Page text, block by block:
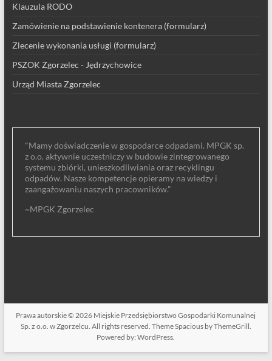
Klauzula RODO
Zamówienie na podstawienie kontenera (formularz)
Zlecenie wykonania usługi (formularz)
PSZOK Zgorzelec - Jędrzychowice
Urząd Miasta Zgorzelec
"Mamy doświadczenie w gospodarce odpadami. MPGK sp.
z o.o. aktywnie uczestniczy w budowie zintegrowanego
systemu zbiórki, unieszkodliwiania oraz recyklingu
odpadów. Nasze kompetencje opieramy na wiedzy i
zaangażowaniu naszych pracowników."
~MPGK Zgorzelec
Prawa autorskie © 2026 Miejskie Przedsiębiorstwo Gospodarki Komunalnej
Sp. z o.o. w Zgorzelcu . All rights reserved. ThemeSpaciousby ThemeGrill.
Powered by:WordPress